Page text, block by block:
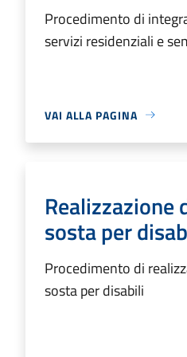
Procedimento di
servizi residenziali e
VAI ALLA PAGINA
Realizzazione
sosta per
Procedimento di
sosta per disabili